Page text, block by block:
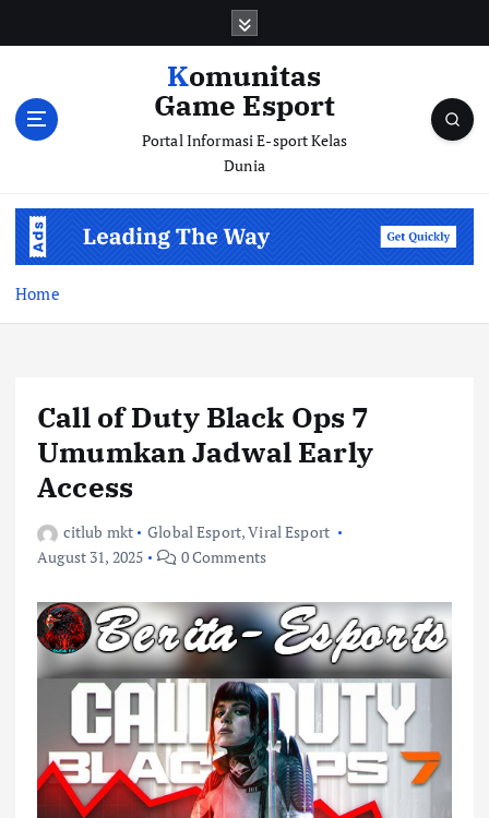
Komunitas
Game Esport
Portal Informasi E-sport Kelas
Dunia
Home
Call of Duty Black Ops 7
Umumkan Jadwal Early
Access
citlub mkt Global Esport,Viral Esport
August 31, 2025
0 Comments